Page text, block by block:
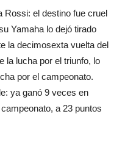
Rossi: el destino fue cruel
Yamaha lo dejó tirado
la decimosexta vuelta del
la lucha por el triunfo, lo
por el campeonato.
ya ganó 9 veces en
a 23 puntos